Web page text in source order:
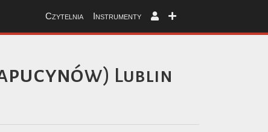
Czytelnia Instrumenty
Lublin